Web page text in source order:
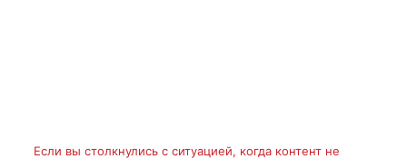
Если вы столкнулись с ситуацией, когда контент не